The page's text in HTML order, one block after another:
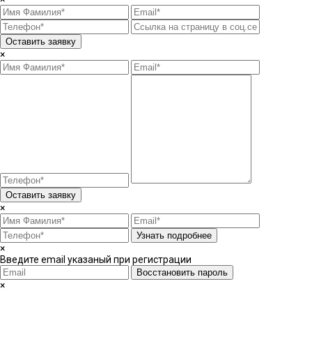
Оставить заявку
×
Оставить заявку
×
Узнать подробнее
×
Введите email указаный при регистрации
Восстановить пароль
×